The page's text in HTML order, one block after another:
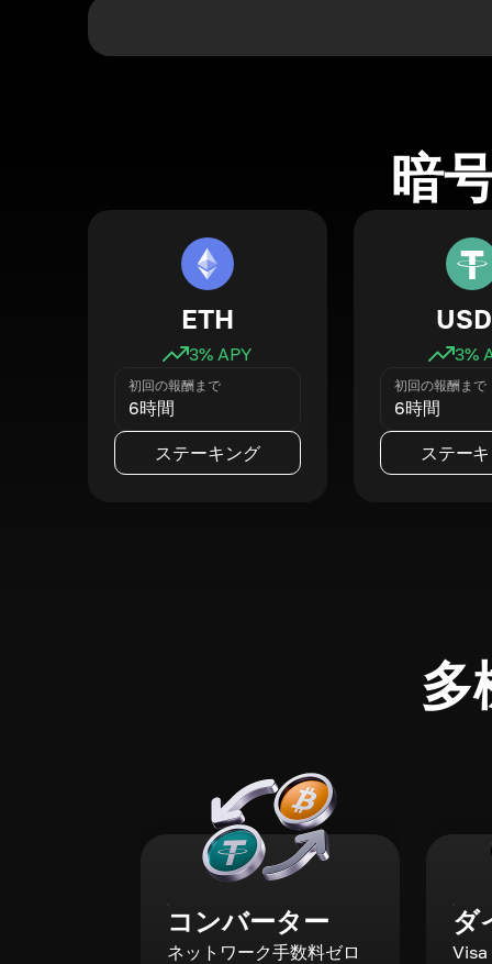
暗
ETH
3% APY
初回の報酬まで
6時間
ステーキング
3%
初回の報酬まで
6時間
ステー
多
コンバーター
ネットワーク手数料ゼロ
ダ